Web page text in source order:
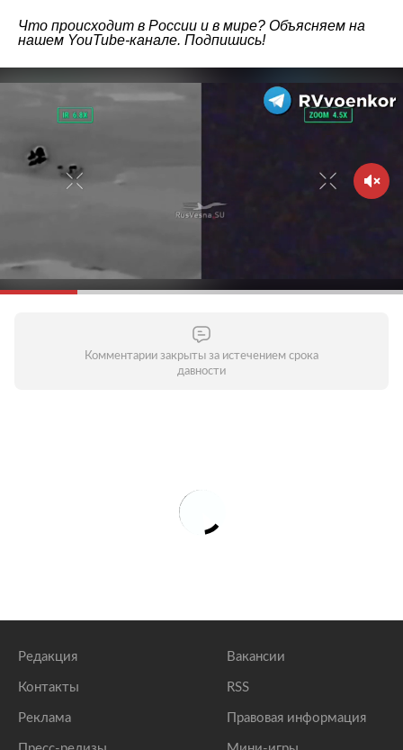
Что происходит в России и в мире? Объясняем на
нашем YouTube-канале. Подпишись!
Комментарии закрыты за истечением срока
давности
Редакция
Контакты
Реклама
Вакансии
RSS
Правовая информация